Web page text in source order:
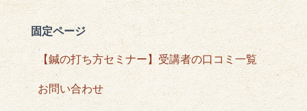
固定ページ
【鍼の打ち方セミナー】受講者の口コミ一覧
お問い合わせ